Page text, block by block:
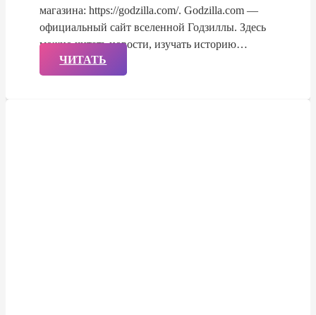
магазина: https://godzilla.com/. Godzilla.com —
официальный сайт вселенной Годзиллы. Здесь
можно читать новости, изучать историю…
ЧИТАТЬ